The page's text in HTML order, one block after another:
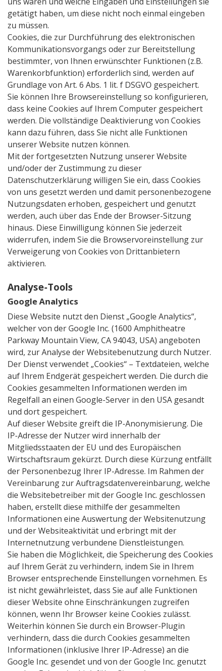
getätigt haben, um diese nicht noch einmal eingeben
zu müssen.
Cookies, die zur Durchführung des elektronischen
Kommunikationsvorgangs oder zur Bereitstellung
bestimmter, von Ihnen erwünschter Funktionen (z.B.
Warenkorbfunktion) erforderlich sind, werden auf
Grundlage von Art. 6 Abs. 1 lit. f DSGVO gespeichert.
Sie können Ihre Browsereinstellung so konfigurieren,
dass keine Cookies auf Ihrem Computer gespeichert
werden. Die vollständige Deaktivierung von Cookies
kann dazu führen, dass Sie nicht alle Funktionen
unserer Website nutzen können.
Mit der fortgesetzten Nutzung unserer Website
und/oder der Zustimmung zu dieser
Datenschutzerklärung willigen Sie ein, dass Cookies
von uns gesetzt werden und damit personenbezogene
Nutzungsdaten erhoben, gespeichert und genutzt
werden, auch über das Ende der Browser-Sitzung
hinaus. Diese Einwilligung können Sie jederzeit
widerrufen, indem Sie die Browservoreinstellung zur
Verweigerung von Cookies von Drittanbietern
aktivieren.
Analyse-Tools
Google Analytics
Diese Website nutzt den Dienst „Google Analytics“,
welcher von der Google Inc. (1600 Amphitheatre
Parkway Mountain View, CA 94043, USA) angeboten
wird, zur Analyse der Websitebenutzung durch Nutzer.
Der Dienst verwendet „Cookies“ – Textdateien, welche
auf Ihrem Endgerät gespeichert werden. Die durch die
Cookies gesammelten Informationen werden im
Regelfall an einen Google-Server in den USA gesandt
und dort gespeichert.
Auf dieser Website greift die IP-Anonymisierung. Die
IP-Adresse der Nutzer wird innerhalb der
Mitgliedsstaaten der EU und des Europäischen
Wirtschaftsraum gekürzt. Durch diese Kürzung entfällt
der Personenbezug Ihrer IP-Adresse. Im Rahmen der
Vereinbarung zur Auftragsdatenvereinbarung, welche
die Websitebetreiber mit der Google Inc. geschlossen
haben, erstellt diese mithilfe der gesammelten
Informationen eine Auswertung der Websitenutzung
und der Websiteaktivität und erbringt mit der
Internetnutzung verbundene Dienstleistungen.
Sie haben die Möglichkeit, die Speicherung des Cookies
auf Ihrem Gerät zu verhindern, indem Sie in Ihrem
Browser entsprechende Einstellungen vornehmen. Es
ist nicht gewährleistet, dass Sie auf alle Funktionen
dieser Website ohne Einschränkungen zugreifen
können, wenn Ihr Browser keine Cookies zulässt.
Weiterhin können Sie durch ein Browser-Plugin
verhindern, dass die durch Cookies gesammelten
Informationen (inklusive Ihrer IP-Adresse) an die
Google Inc. gesendet und von der Google Inc. genutzt